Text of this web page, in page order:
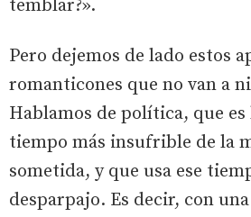
temblar?».
Pero dejemos de lado estos
romanticones que no van a
Hablamos de política, que
tiempo más insufrible de la
sometida, y que usa ese
desparpajo. Es decir, con